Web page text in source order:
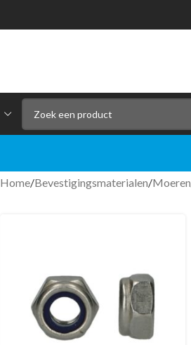
Home/Bevestigingsmaterialen/Moeren